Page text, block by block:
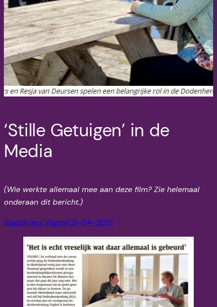
‘Stille Getuigen’ in de
Media
(Wie werkte allemaal mee aan deze film? Zie helemaal
onderaan dit bericht.)
Stadskrant Veghel 21-04-2021